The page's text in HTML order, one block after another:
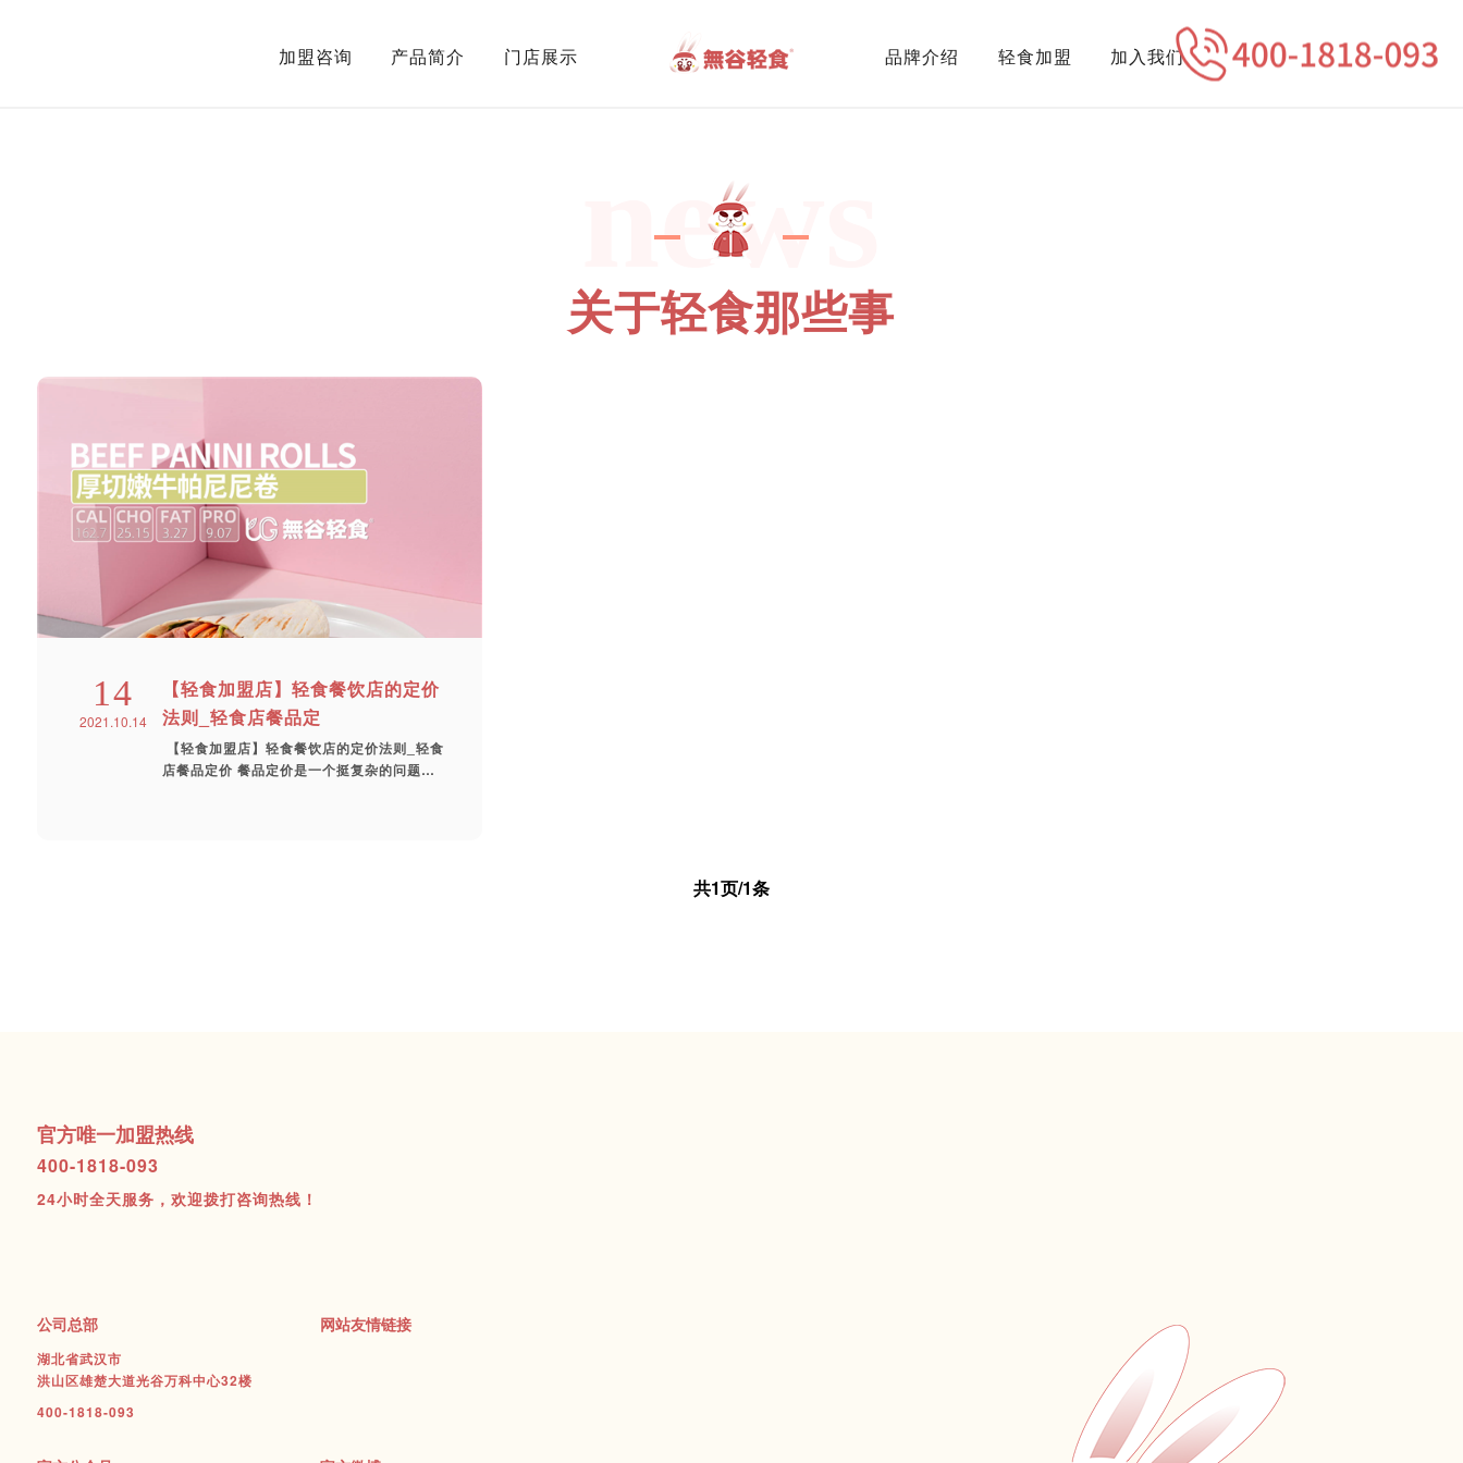
加盟咨询 产品简介 门店展示 品牌介绍 轻食加盟 加入我们
news
关于轻食那些事
14
2021.10.14
【轻食加盟店】轻食餐饮店的定价
法则_轻食店餐品定
【轻食加盟店】轻食餐饮店的定价法则_轻食
店餐品定价 餐品定价是一个挺复杂的问题，
共1页/1条
官方唯一加盟热线
400-1818-093
24小时全天服务，欢迎拨打咨询热线！
公司总部
湖北省武汉市
洪山区雄楚大道光谷万科中心32楼
400-1818-093
网站友情链接